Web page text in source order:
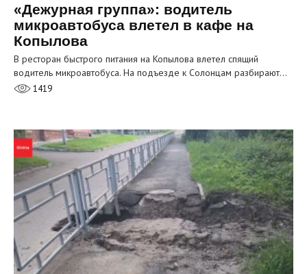
«Дежурная группа»: водитель
микроавтобуса влетел в кафе на
Копылова
В ресторан быстрого питания на Копылова влетел спящий
водитель микроавтобуса. На подъезде к Солонцам разбирают…
1419